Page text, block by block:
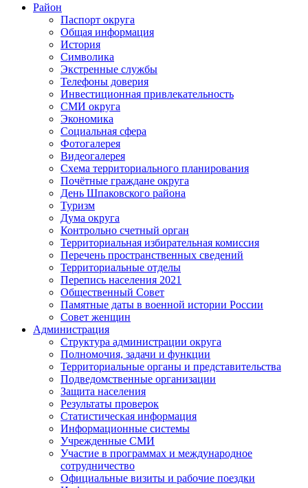
Район
Паспорт округа
Общая информация
История
Символика
Экстренные службы
Телефоны доверия
Инвестиционная привлекательность
СМИ округа
Экономика
Социальная сфера
Фотогалерея
Видеогалерея
Схема территориального планирования
Почётные граждане округа
День Шпаковского района
Туризм
Дума округа
Контрольно счетный орган
Территориальная избирательная комиссия
Перечень пространственных сведений
Территориальные отделы
Перепись населения 2021
Общественный Совет
Памятные даты в военной истории России
Совет женщин
Администрация
Структура администрации округа
Полномочия, задачи и функции
Территориальные органы и представительства
Подведомственные организации
Защита населения
Результаты проверок
Статистическая информация
Информационные системы
Учрежденные СМИ
Участие в программах и международное
сотрудничество
Официальные визиты и рабочие поездки